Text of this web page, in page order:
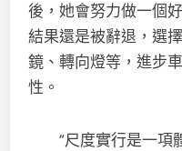
後，她會努力做一個
結果還是被辭退，選
鏡、轉向燈等，進步
性。
“尺度實行是一項